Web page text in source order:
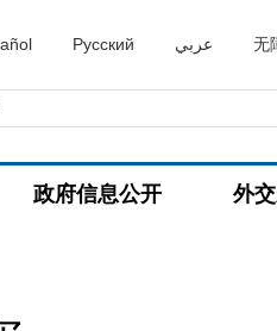
Русский عربي 无
政府信息公开 外